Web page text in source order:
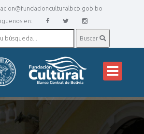
en:
Buscar